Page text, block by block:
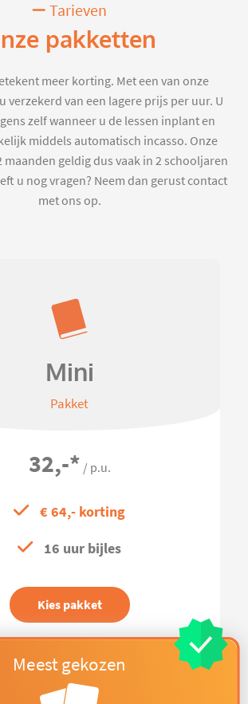
Tarieven
pakketten
meer korting. Met een van onze
verzekerd van een lagere prijs per uur. U
zelf wanneer u de lessen inplant en
middels automatisch incasso. Onze
maanden geldig dus vaak in 2 schooljaren
u nog vragen? Neem dan gerust contact
met ons op.
Mini
Pakket
32,-* / p.u.
€ 64,- korting
16 uur bijles
Kies pakket